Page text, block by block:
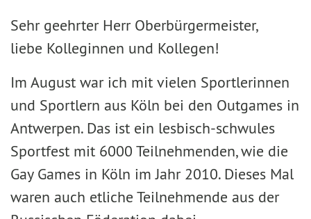
Sehr geehrter Herr Oberbürgermeister,
liebe Kolleginnen und Kollegen!
Im August war ich mit vielen Sportlerinnen
und Sportlern aus Köln bei den Outgames in
Antwerpen. Das ist ein lesbisch-schwules
Sportfest mit 6000 Teilnehmenden, wie die
Gay Games in Köln im Jahr 2010. Dieses Mal
waren auch etliche Teilnehmende aus der